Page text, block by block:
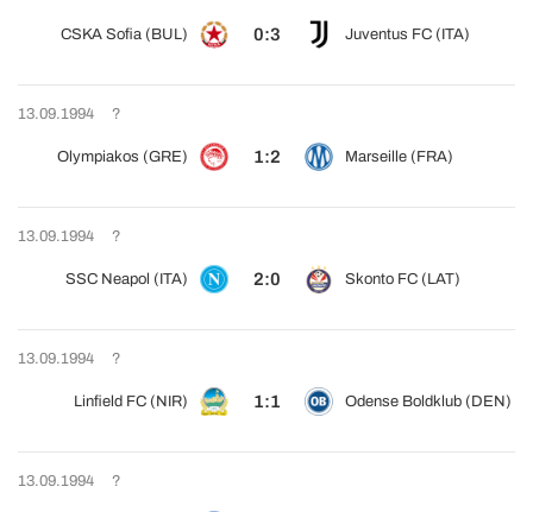
CSKA Sofia (BUL) 0:3 Juventus FC (ITA)
13.09.1994 ?
Olympiakos (GRE) 1:2 Marseille (FRA)
13.09.1994 ?
SSC Neapol (ITA) 2:0 Skonto FC (LAT)
13.09.1994 ?
Linfield FC (NIR) 1:1 Odense Boldklub (DEN)
13.09.1994 ?